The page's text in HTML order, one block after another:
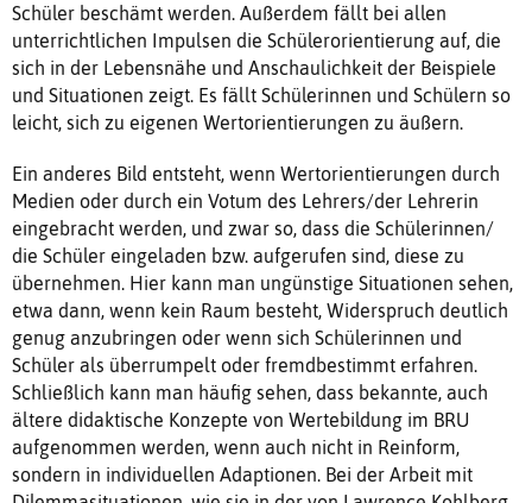
Schüler beschämt werden. Außerdem fällt bei allen
unterrichtlichen Impulsen die Schülerorientierung auf, die
sich in der Lebensnähe und Anschaulichkeit der Beispiele
und Situationen zeigt. Es fällt Schülerinnen und Schülern so
leicht, sich zu eigenen Wertorientierungen zu äußern.
Ein anderes Bild entsteht, wenn Wertorientierungen durch
Medien oder durch ein Votum des Lehrers/der Lehrerin
eingebracht werden, und zwar so, dass die Schülerinnen/
die Schüler eingeladen bzw. aufgerufen sind, diese zu
übernehmen. Hier kann man ungünstige Situationen sehen,
etwa dann, wenn kein Raum besteht, Widerspruch deutlich
genug anzubringen oder wenn sich Schülerinnen und
Schüler als überrumpelt oder fremdbestimmt erfahren.
Schließlich kann man häufig sehen, dass bekannte, auch
ältere didaktische Konzepte von Wertebildung im BRU
aufgenommen werden, wenn auch nicht in Reinform,
sondern in individuellen Adaptionen. Bei der Arbeit mit